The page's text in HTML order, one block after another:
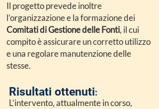
Il progetto prevede inoltre
l’organizzazione e la formazione dei
Comitati di Gestione delle Fonti, il cui
compito è assicurare un corretto utilizzo
e una regolare manutenzione delle
stesse.
Risultati ottenuti:
L’intervento, attualmente in corso,